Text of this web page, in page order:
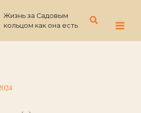
Жизнь за Садовым
кольцом как она есть
Поиск